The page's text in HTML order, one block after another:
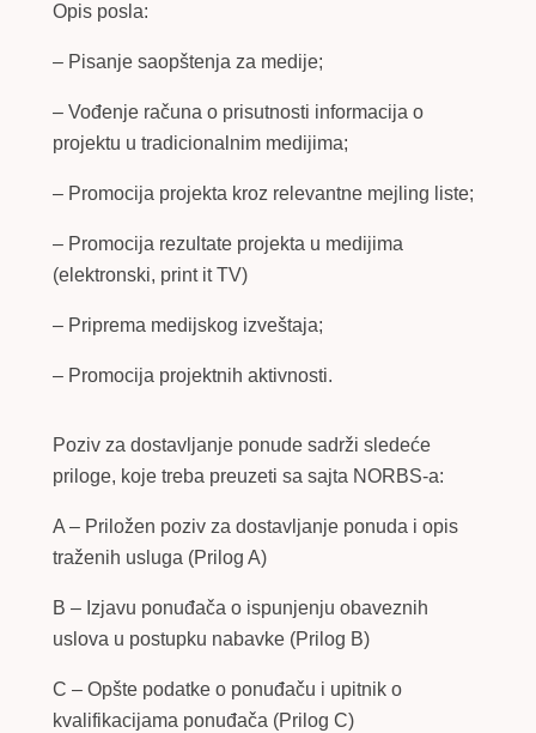
Opis posla:
– Pisanje saopštenja za medije;
– Vođenje računa o prisutnosti informacija o
projektu u tradicionalnim medijima;
– Promocija projekta kroz relevantne mejling liste;
– Promocija rezultate projekta u medijima
(elektronski, print it TV)
– Priprema medijskog izveštaja;
– Promocija projektnih aktivnosti.
Poziv za dostavljanje ponude sadrži sledeće
priloge, koje treba preuzeti sa sajta NORBS-a:
A – Priložen poziv za dostavljanje ponuda i opis
traženih usluga (Prilog A)
B – Izjavu ponuđača o ispunjenju obaveznih
uslova u postupku nabavke (Prilog B)
C – Opšte podatke o ponuđaču i upitnik o
kvalifikacijama ponuđača (Prilog C)